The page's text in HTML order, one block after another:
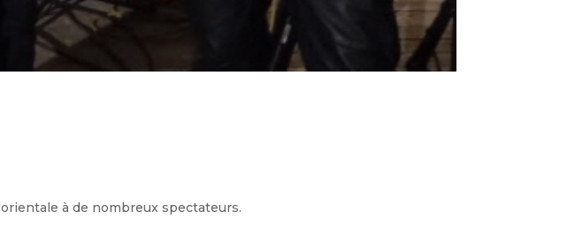
à de nombreux spectateurs.